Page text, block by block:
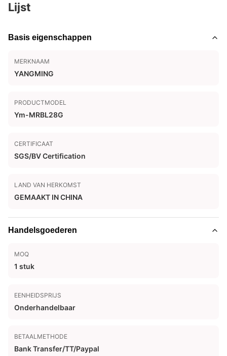
Lijst
Basis eigenschappen
MERKNAAM
YANGMING
PRODUCTMODEL
Ym-MRBL28G
CERTIFICAAT
SGS/BV Certification
LAND VAN HERKOMST
GEMAAKT IN CHINA
Handelsgoederen
MOQ
1 stuk
EENHEIDSPRIJS
Onderhandelbaar
BETAALMETHODE
Bank Transfer/TT/Paypal